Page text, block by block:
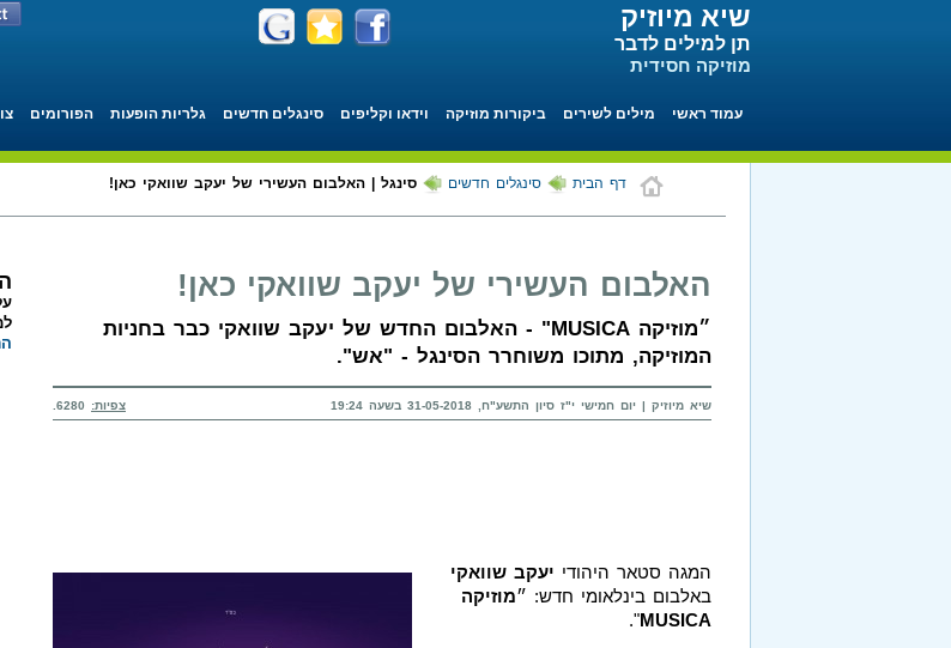
שיא מיוזיק
תן למילים לדבר
מוזיקה חסידית
עמוד ראשי מילים לשירים ביקורות מוזיקה וידאו וקליפים סינגלים חדשים גלריות הופעות הפורומים
דף הבית סינגלים חדשים סינגל | האלבום העשירי של יעקב שוואקי כאן!
האלבום העשירי של יעקב שוואקי כאן!
״מוזיקה MUSICA" - האלבום החדש של יעקב שוואקי כבר בחניות
המוזיקה, מתוכו משוחרר הסינגל - "אש".
שיא מיוזיק | יום חמישי י"ז סיון התשע"ח, 31-05-2018 בשעה 19:24 צפיות:
המגה סטאר היהודי יעקב שוואקי
באלבום בינלאומי חדש: ״מוזיקה
MUSICA
".